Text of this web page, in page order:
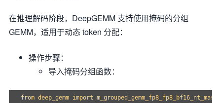
在推理解码阶段，DeepGEMM 支持使用掩码的分组
GEMM，适用于动态 token 分配：
操作步骤：
导入掩码分组函数：